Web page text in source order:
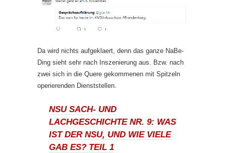
Da wird nichts aufgeklaert, denn das ganze NaBe-
Ding sieht sehr nach Inszenierung aus. Bzw. nach
zwei sich in die Quere gekommenen mit Spitzeln
operierenden Dienststellen.
NSU SACH- UND
LACHGESCHICHTE NR. 9: WAS
IST DER NSU, UND WIE VIELE
GAB ES? TEIL 1